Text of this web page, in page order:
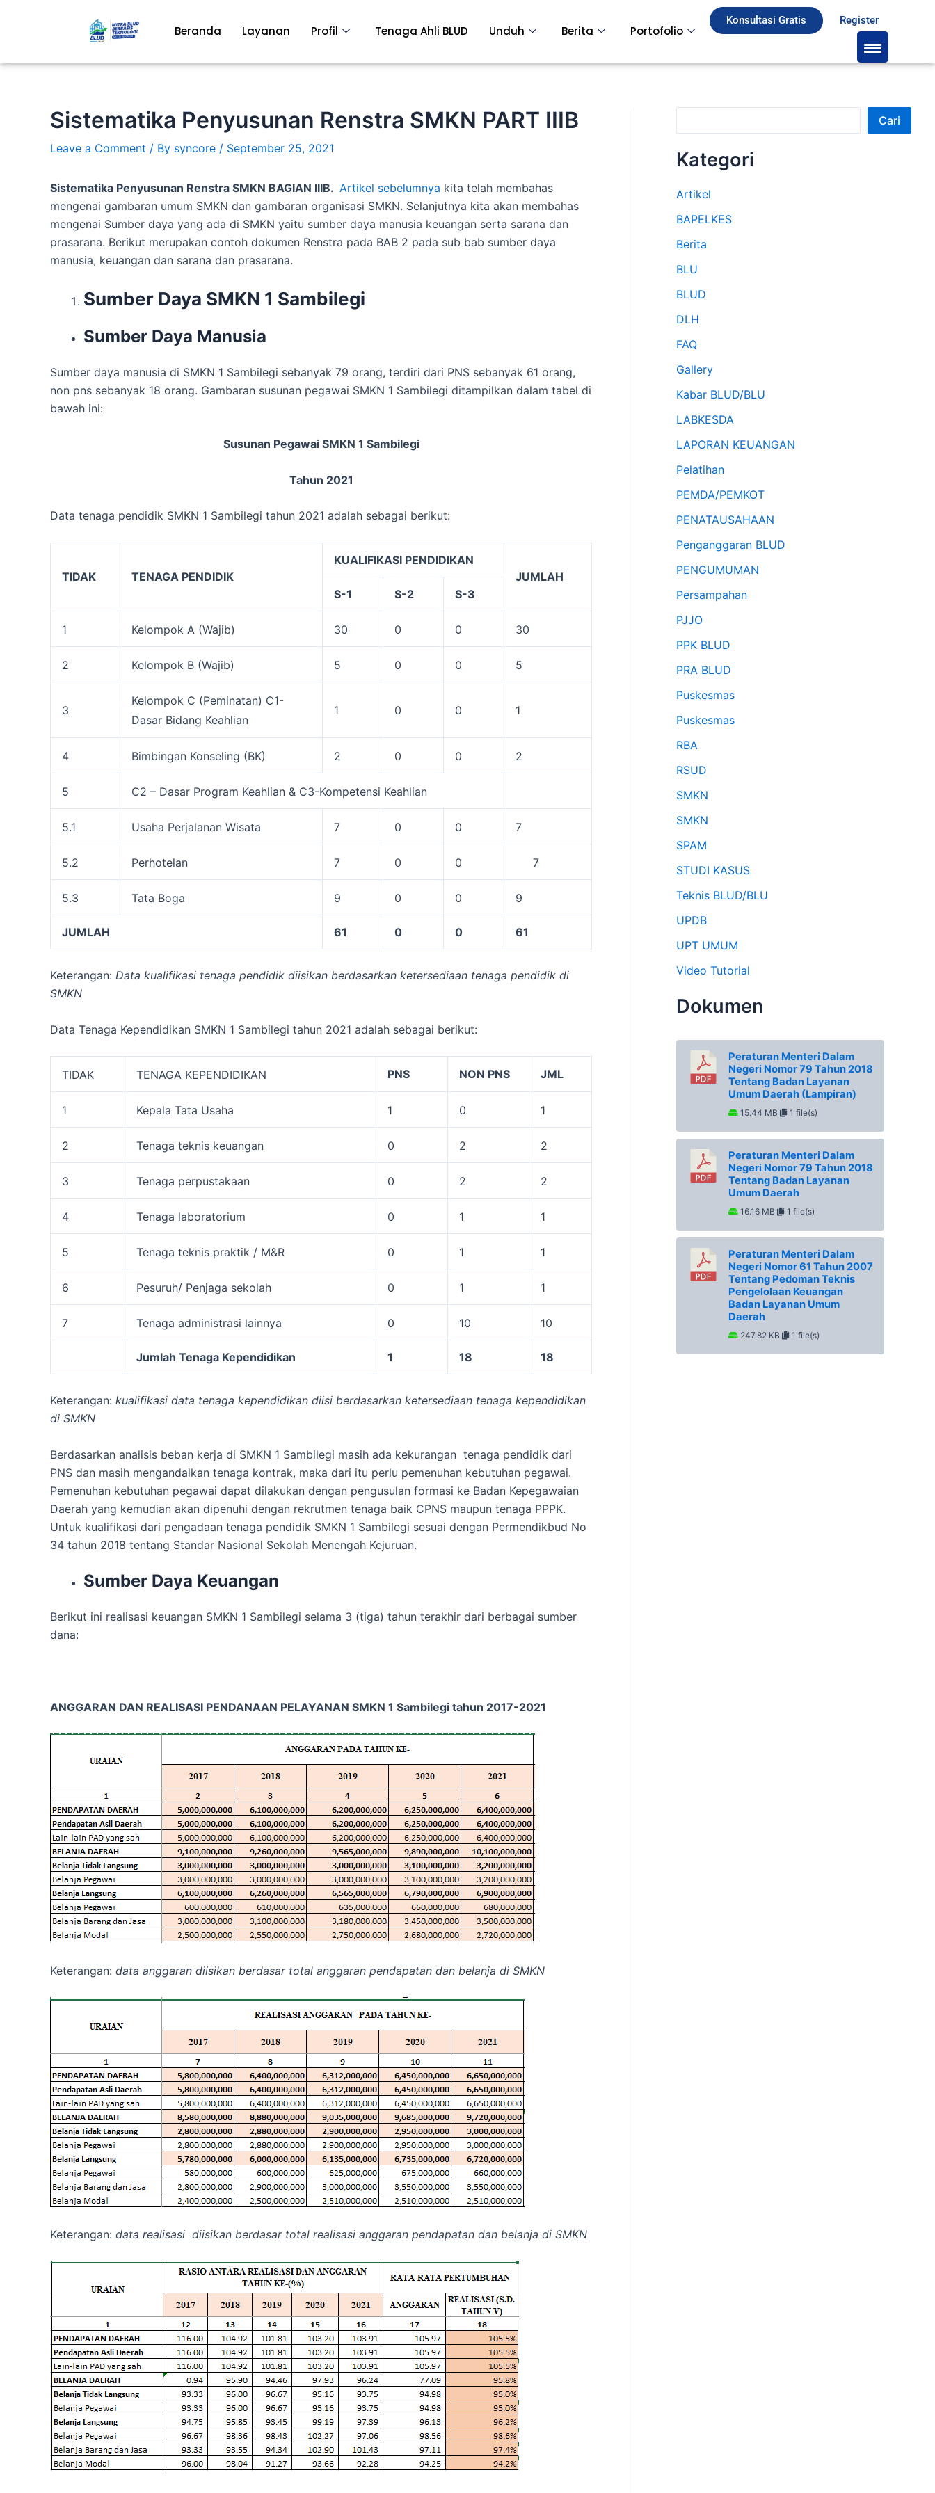
Beranda Layanan Profil Tenaga Ahli BLUD Unduh Berita Portofolio
Konsultasi Gratis Register
Sistematika Penyusunan Renstra SMKN PART IIIB
Leave a Comment / By syncore / September 25, 2021
Sistematika Penyusunan Renstra SMKN BAGIAN IIIB. Artikel sebelumnya kita telah membahas
mengenai gambaran umum SMKN dan gambaran organisasi SMKN. Selanjutnya kita akan membahas
mengenai Sumber daya yang ada di SMKN yaitu sumber daya manusia keuangan serta sarana dan
prasarana. Berikut merupakan contoh dokumen Renstra pada BAB 2 pada sub bab sumber daya
manusia, keuangan dan sarana dan prasarana.
Sumber Daya SMKN 1 Sambilegi
Sumber Daya Manusia
Sumber daya manusia di SMKN 1 Sambilegi sebanyak 79 orang, terdiri dari PNS sebanyak 61 orang,
non pns sebanyak 18 orang. Gambaran susunan pegawai SMKN 1 Sambilegi ditampilkan dalam tabel di
bawah ini:
Susunan Pegawai SMKN 1 Sambilegi
Tahun 2021
Data tenaga pendidik SMKN 1 Sambilegi tahun 2021 adalah sebagai berikut:
TIDAK TENAGA PENDIDIK
KUALIFIKASI PENDIDIKAN
JUMLAH
S-1
S-2 S-3
1 Kelompok A (Wajib) 30 0 0 30
2 Kelompok B (Wajib) 5 0 0 5
3
Kelompok C (Peminatan) C1-
Dasar Bidang Keahlian
1 0 0 1
4 Bimbingan Konseling (BK) 2 0 0 2
5 C2 – Dasar Program Keahlian & C3-Kompetensi Keahlian
5.1 Usaha Perjalanan Wisata 7 0 0 7
5.2 Perhotelan 7 0 0 7
5.3 Tata Boga 9 0 0 9
JUMLAH 61 0 0 61
Keterangan: Data kualifikasi tenaga pendidik diisikan berdasarkan ketersediaan tenaga pendidik di
SMKN
Data Tenaga Kependidikan SMKN 1 Sambilegi tahun 2021 adalah sebagai berikut:
TIDAK TENAGA KEPENDIDIKAN PNS NON PNS JML
1 Kepala Tata Usaha 1 0 1
2 Tenaga teknis keuangan 0 2 2
3 Tenaga perpustakaan 0 2 2
4 Tenaga laboratorium 0 1 1
5 Tenaga teknis praktik / M&R 0 1 1
6 Pesuruh/ Penjaga sekolah 0 1 1
7 Tenaga administrasi lainnya 0 10 10
Jumlah Tenaga Kependidikan 1 18 18
Keterangan: kualifikasi data tenaga kependidikan diisi berdasarkan ketersediaan tenaga kependidikan
di SMKN
Berdasarkan analisis beban kerja di SMKN 1 Sambilegi masih ada kekurangan tenaga pendidik dari
PNS dan masih mengandalkan tenaga kontrak, maka dari itu perlu pemenuhan kebutuhan pegawai.
Pemenuhan kebutuhan pegawai dapat dilakukan dengan pengusulan formasi ke Badan Kepegawaian
Daerah yang kemudian akan dipenuhi dengan rekrutmen tenaga baik CPNS maupun tenaga PPPK.
Untuk kualifikasi dari pengadaan tenaga pendidik SMKN 1 Sambilegi sesuai dengan Permendikbud No
34 tahun 2018 tentang Standar Nasional Sekolah Menengah Kejuruan.
Sumber Daya Keuangan
Berikut ini realisasi keuangan SMKN 1 Sambilegi selama 3 (tiga) tahun terakhir dari berbagai sumber
dana:
ANGGARAN DAN REALISASI PENDANAAN PELAYANAN SMKN 1 Sambilegi tahun 2017-2021
Keterangan: data anggaran diisikan berdasar total anggaran pendapatan dan belanja di SMKN
Keterangan: data realisasi diisikan berdasar total realisasi anggaran pendapatan dan belanja di SMKN
e
Cari
Kategori
Artikel
BAPELKES
Berita
BLU
BLUD
DLH
FAQ
Gallery
Kabar BLUD/BLU
LABKESDA
LAPORAN KEUANGAN
Pelatihan
PEMDA/PEMKOT
PENATAUSAHAAN
Penganggaran BLUD
PENGUMUMAN
Persampahan
PJJO
PPK BLUD
PRA BLUD
Puskesmas
Puskesmas
RBA
RSUD
SMKN
SMKN
SPAM
STUDI KASUS
Teknis BLUD/BLU
UPDB
UPT UMUM
Video Tutorial
Dokumen
Peraturan Menteri Dalam
Negeri Nomor 79 Tahun 2018
Tentang Badan Layanan
Umum Daerah (Lampiran)
15.44 MB 1 file(s)
Peraturan Menteri Dalam
Negeri Nomor 79 Tahun 2018
Tentang Badan Layanan
Umum Daerah
16.16 MB 1 file(s)
Peraturan Menteri Dalam
Negeri Nomor 61 Tahun 2007
Tentang Pedoman Teknis
Pengelolaan Keuangan
Badan Layanan Umum
Daerah
247.82 KB 1 file(s)